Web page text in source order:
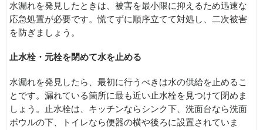
水漏れを発見したときは、被害を最小限に抑えるため迅速な
応急処置が必要です。慌てずに順序立てて対処し、二次被害
を防ぎましょう。
止水栓・元栓を閉めて水を止める
水漏れを発見したら、最初に行うべきは水の供給を止めるこ
とです。漏れている箇所に最も近い止水栓を見つけて閉めま
しょう。止水栓は、キッチンならシンク下、洗面台なら洗面
ボウルの下、トイレなら便器の横や後ろに設置されていま